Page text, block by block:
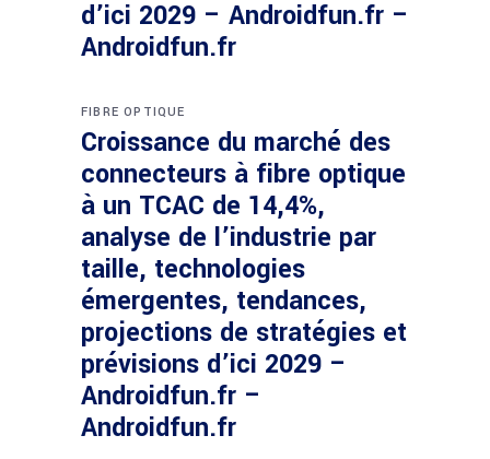
d’ici 2029 – Androidfun.fr –
Androidfun.fr
FIBRE OPTIQUE
Croissance du marché des
connecteurs à fibre optique
à un TCAC de 14,4%,
analyse de l’industrie par
taille, technologies
émergentes, tendances,
projections de stratégies et
prévisions d’ici 2029 –
Androidfun.fr –
Androidfun.fr